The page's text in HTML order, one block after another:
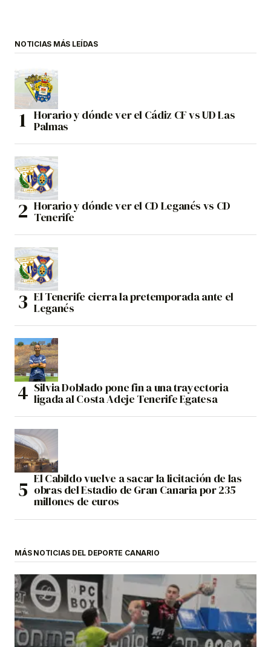
NOTICIAS MÁS LEÍDAS
Horario y dónde ver el Cádiz CF vs UD Las
Palmas
Horario y dónde ver el CD Leganés vs CD
Tenerife
El Tenerife cierra la pretemporada ante el
Leganés
Silvia Doblado pone fin a una trayectoria
ligada al Costa Adeje Tenerife Egatesa
El Cabildo vuelve a sacar la licitación de las
obras del Estadio de Gran Canaria por 235
millones de euros
MÁS NOTICIAS DEL DEPORTE CANARIO